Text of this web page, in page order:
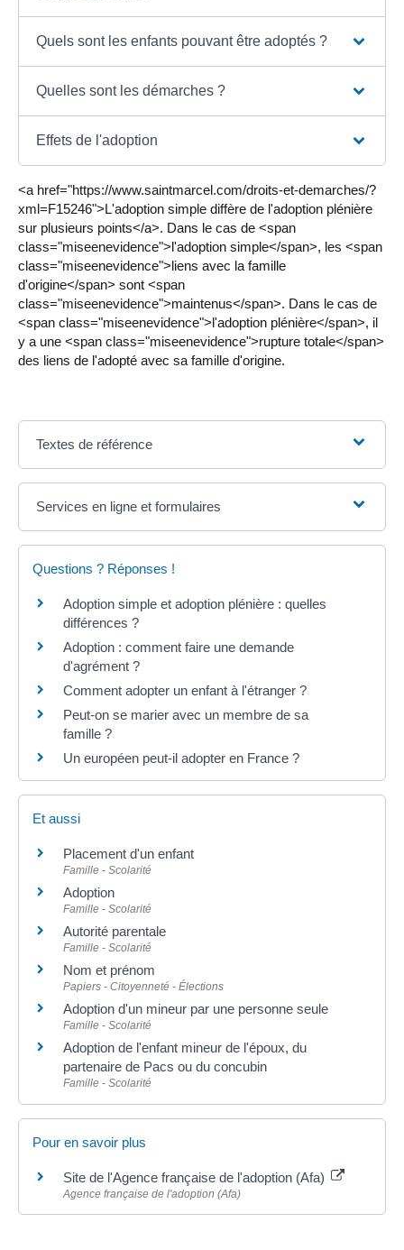
Quels sont les enfants pouvant être adoptés ?
Quelles sont les démarches ?
Effets de l'adoption
<a href="https://www.saintmarcel.com/droits-et-demarches/?
xml=F15246">L'adoption simple diffère de l'adoption plénière
sur plusieurs points</a>. Dans le cas de <span
class="miseenevidence">l'adoption simple</span>, les <span
class="miseenevidence">liens avec la famille
d'origine</span> sont <span
class="miseenevidence">maintenus</span>. Dans le cas de
<span class="miseenevidence">l'adoption plénière</span>, il
y a une <span class="miseenevidence">rupture totale</span>
des liens de l'adopté avec sa famille d'origine.
Textes de référence
Services en ligne et formulaires
Questions ? Réponses !
Adoption simple et adoption plénière : quelles
différences ?
Adoption : comment faire une demande
d'agrément ?
Comment adopter un enfant à l'étranger ?
Peut-on se marier avec un membre de sa
famille ?
Un européen peut-il adopter en France ?
Et aussi
Placement d'un enfant
Famille - Scolarité
Adoption
Famille - Scolarité
Autorité parentale
Famille - Scolarité
Nom et prénom
Papiers - Citoyenneté - Élections
Adoption d'un mineur par une personne seule
Famille - Scolarité
Adoption de l'enfant mineur de l'époux, du
partenaire de Pacs ou du concubin
Famille - Scolarité
Pour en savoir plus
Site de l'Agence française de l'adoption (Afa)
Agence française de l'adoption (Afa)